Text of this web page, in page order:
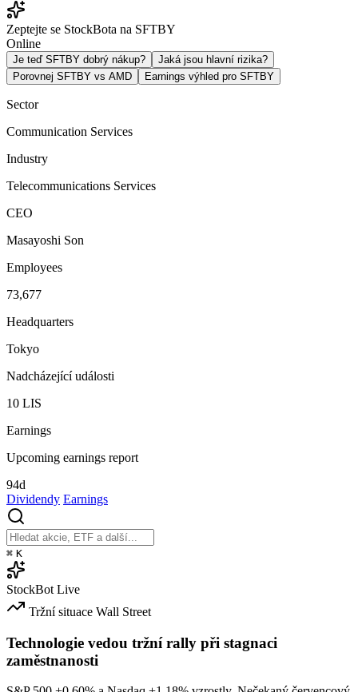
Zeptejte se StockBota na SFTBY
Online
Je teď SFTBY dobrý nákup?
Jaká jsou hlavní rizika?
Porovnej SFTBY vs AMD
Earnings výhled pro SFTBY
Sector
Communication Services
Industry
Telecommunications Services
CEO
Masayoshi Son
Employees
73,677
Headquarters
Tokyo
Nadcházející události
10 LIS
Earnings
Upcoming earnings report
94d
Dividendy Earnings
⌘ K
StockBot Live
Tržní situace Wall Street
Technologie vedou tržní rally při stagnaci
zaměstnanosti